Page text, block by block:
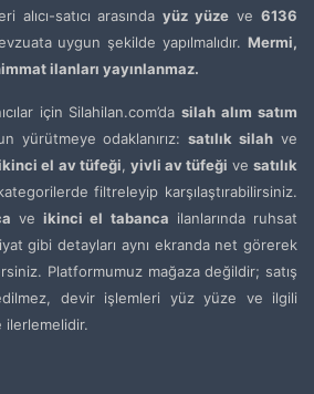
alıcı-satıcı arasındayüz yüze ve6136
uygun şekilde yapılmalıdır. Mermi,
ilanları yayınlanmaz.
için Silahilan.com’dasilah alım satım
yürütmeye odaklanırız:satılık silah ve
el av tüfeği, yivli av tüfeği vesatılık
filtreleyip karşılaştırabilirsiniz.
ve ikinci el tabanca ilanlarında ruhsat
gibi detayları aynı ekranda net görerek
Platformumuz mağaza değildir; satış
devir işlemleri yüz yüze ve ilgili
ilerlemelidir.